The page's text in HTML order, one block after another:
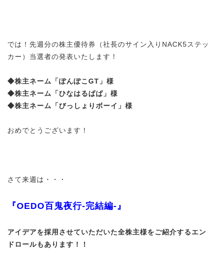
では！先週分の株主優待券（社長のサイン入りNACK5ステッ
カー）当選者の発表いたします！
◆株主ネーム「ぽんぽこGT」様
◆株主ネーム「ひなはるぱぱ」様
◆株主ネーム「びっしょりボーイ」様
おめでとうございます！
さて来週は・・・
『OEDO百鬼夜行-完結編-』
アイデアを採用させていただいた全株主様をご紹介するエン
ドロールもあります！！